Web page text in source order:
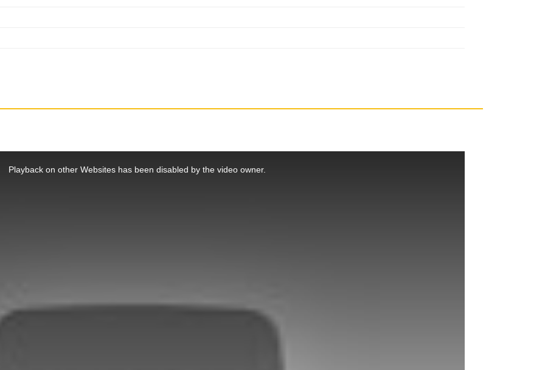
Playback on other Websites has been disabled by the video owner.